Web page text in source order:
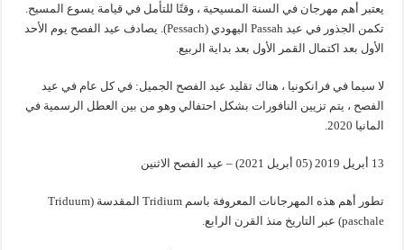
يعتبر أهم مهرجان في السنة المسيحية ، وقتًا للتأمل في قيامة يسوع المسيح.
تكمن الجذور في عيد Passah اليهودي (Pessach). يصادف عيد الفصح يوم الأحد
الأول بعد اكتمال القمر الأول بعد بداية الربيع.
لا سيما في فرانكونيا ، هناك تقليد عيد الفصح الجميل: في كل عام في عيد
الفصح ، يتم تزيين النافورات بشكل احتفالي وهو من بين العطل الرسمية في
المانيا 2020.
13 أبريل 2019 (05 أبريل 2021) – عيد الفصح الاثنين
تطور أهم هذه المهرجانات المعروفة باسم Tridium المقدسة (Triduum
paschale) عبر التاريخ منذ القرن الرابع.